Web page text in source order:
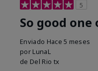
5
So good
Enviado Hace 5 meses
por LunaL
de Del Rio tx